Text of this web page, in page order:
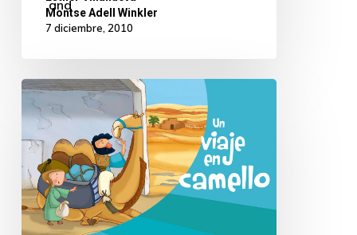
and
Montse Adell Winkler
7 diciembre, 2010